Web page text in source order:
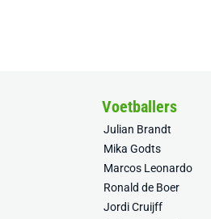
Voetballers
Julian Brandt
Mika Godts
Marcos Leonardo
Ronald de Boer
Jordi Cruijff